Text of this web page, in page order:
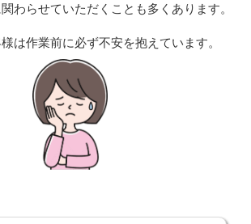
わらせていただくことも多くあります。
は作業前に必ず不安を抱えています。